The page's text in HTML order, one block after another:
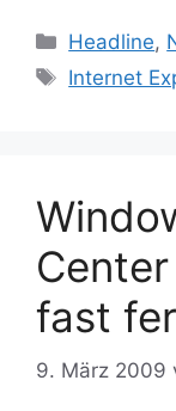
Kategorien
Headline,
Internet
fast
9. März 2009